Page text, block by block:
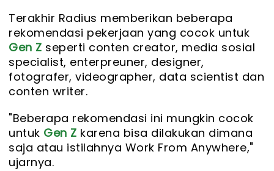
Terakhir Radius memberikan beberapa
rekomendasi pekerjaan yang cocok untuk
Gen Z seperti conten creator, media sosial
specialist, enterpreuner, designer,
fotografer, videographer, data scientist dan
conten writer.
"Beberapa rekomendasi ini mungkin cocok
untuk Gen Z karena bisa dilakukan dimana
saja atau istilahnya Work From Anywhere,"
ujarnya.